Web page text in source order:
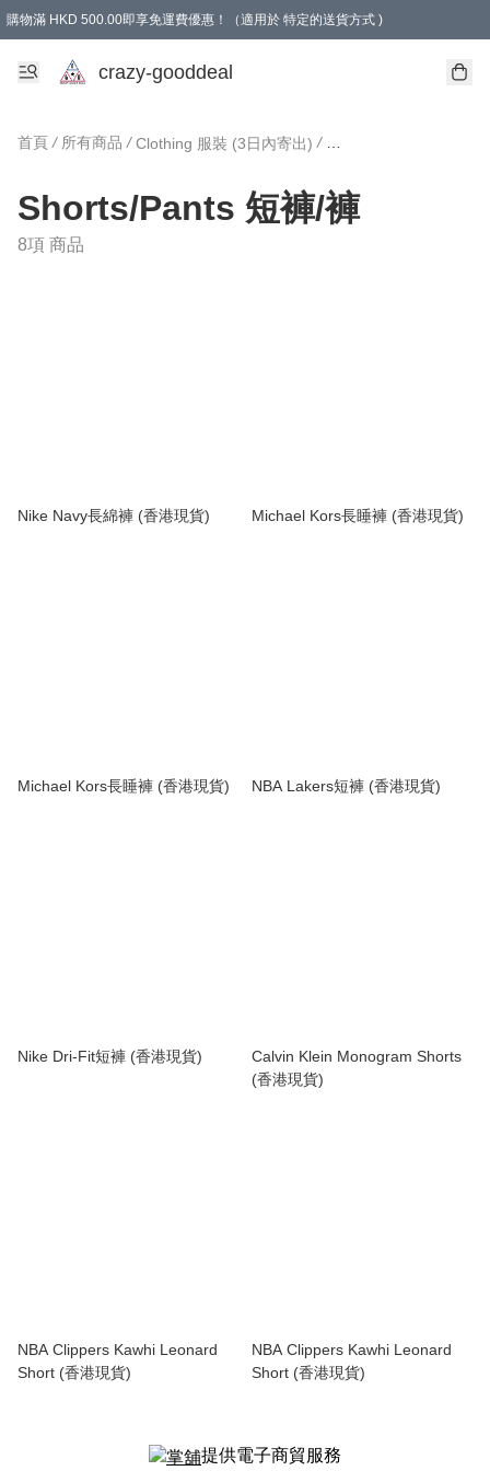
購物滿 HKD 500.00即享免運費優惠！（適用於 特定的送貨方式 )
成為會員可享免費禮品
crazy-gooddeal
首頁 / 所有商品 / Clothing 服裝 (3日內寄出) / Shorts/Pants 短褲/褲
Shorts/Pants 短褲/褲
8項 商品
Nike Navy長綿褲 (香港現貨) Michael Kors長睡褲 (香港現貨)
Michael Kors長睡褲 (香港現貨) NBA Lakers短褲 (香港現貨)
Nike Dri-Fit短褲 (香港現貨)
Calvin Klein Monogram Shorts
(香港現貨)
NBA Clippers Kawhi Leonard
Short (香港現貨)
NBA Clippers Kawhi Leonard
Short (香港現貨)
提供電子商貿服務